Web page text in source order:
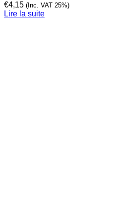
€4,15 (Inc. VAT 25%)
Lire la suite